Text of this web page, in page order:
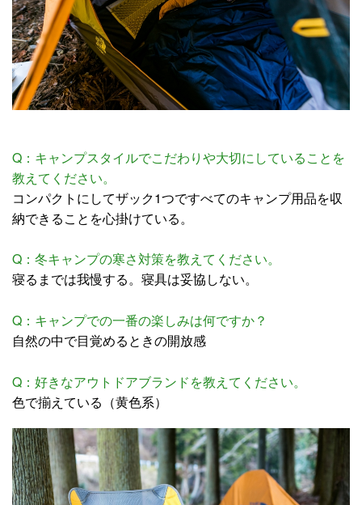
Q：キャンプスタイルでこだわりや大切にしていることを
教えてください。
コンパクトにしてザック1つですべてのキャンプ用品を収
納できることを心掛けている。
Q：冬キャンプの寒さ対策を教えてください。
寝るまでは我慢する。寝具は妥協しない。
Q：キャンプでの一番の楽しみは何ですか？
自然の中で目覚めるときの開放感
Q：好きなアウトドアブランドを教えてください。
色で揃えている（黄色系）